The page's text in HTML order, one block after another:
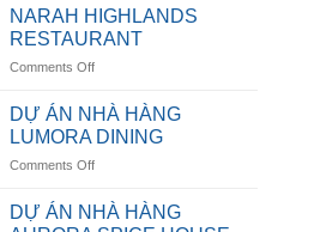
LUMIÈRE
RESIDENCE
NARAH HIGHLANDS
RESTAURANT
Comments Offon
HIGHLANDS
RESTAURANT
DỰ ÁN NHÀ HÀNG
LUMORA DINING
Comments Offon
ÁN
NHÀ
DỰ ÁN NHÀ HÀNG